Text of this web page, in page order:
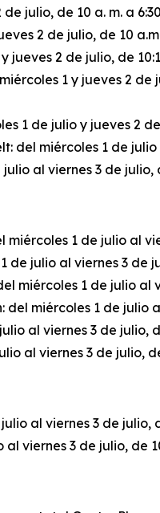
julio, de 10 a. m. a
2 de julio, de 10
2 de julio, de
1 y jueves 2
1 de julio y jueves 2 de
del miércoles 1 de
al viernes 3 de julio,
1 de julio al
julio al viernes 3 de
miércoles 1 de julio al
miércoles 1 de julio
al viernes 3 de julio,
al viernes 3 de julio,
al viernes 3 de julio,
viernes 3 de julio, de